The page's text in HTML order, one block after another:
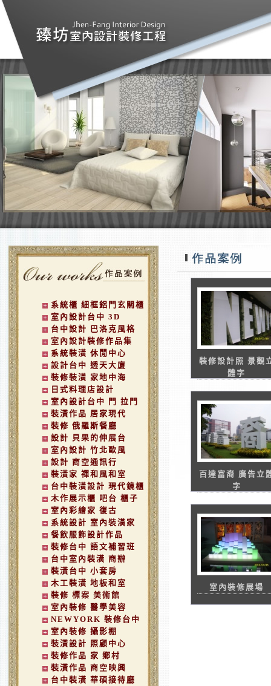
系統櫃 細框鋁門玄關櫃
室內設計台中 3D
台中設計 巴洛克風格
室內設計裝修作品集
系統裝潢 休閒中心
設計台中 透天大廈
裝修裝潢 家地中海
日式料理店設計
室內設計台中 門 拉門
裝潢作品 居家現代
裝修 俄羅斯餐廳
設計 貝果的伸展台
室內設計 竹北歐風
設計 商空通訊行
裝潢家 禪和風和室
台中裝潢設計 現代鏡櫃
木作展示櫃 吧台 櫃子
室內彩繪家 復古
系統設計 室內裝潢家
餐飲服飾設計作品
裝修台中 語文補習班
台中室內裝潢 商辦
裝潢台中 小套房
木工裝潢 地板和室
裝修 標案 美術館
室內裝修 醫學美容
NEWYORK 裝修台中
室內裝修 攝影棚
裝潢設計 照顧中心
裝修作品 家 鄉村
裝潢作品 商空映興
台中裝潢 華碩接待廳
裝修設計照 景觀
體字
百達富裔 廣告立
字
室內裝修展場